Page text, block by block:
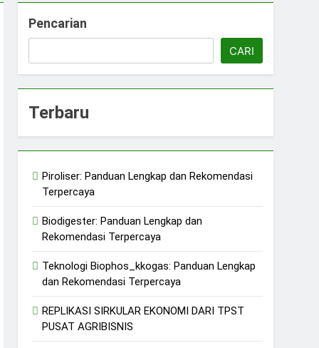
KDMP
Pencarian
CARI
Terbaru
Piroliser: Panduan Lengkap dan Rekomendasi
Terpercaya
Biodigester: Panduan Lengkap dan
Rekomendasi Terpercaya
Teknologi Biophos_kkogas: Panduan Lengkap
dan Rekomendasi Terpercaya
REPLIKASI SIRKULAR EKONOMI DARI TPST
PUSAT AGRIBISNIS